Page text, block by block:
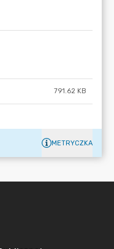
791.62 KB
METRYCZKA